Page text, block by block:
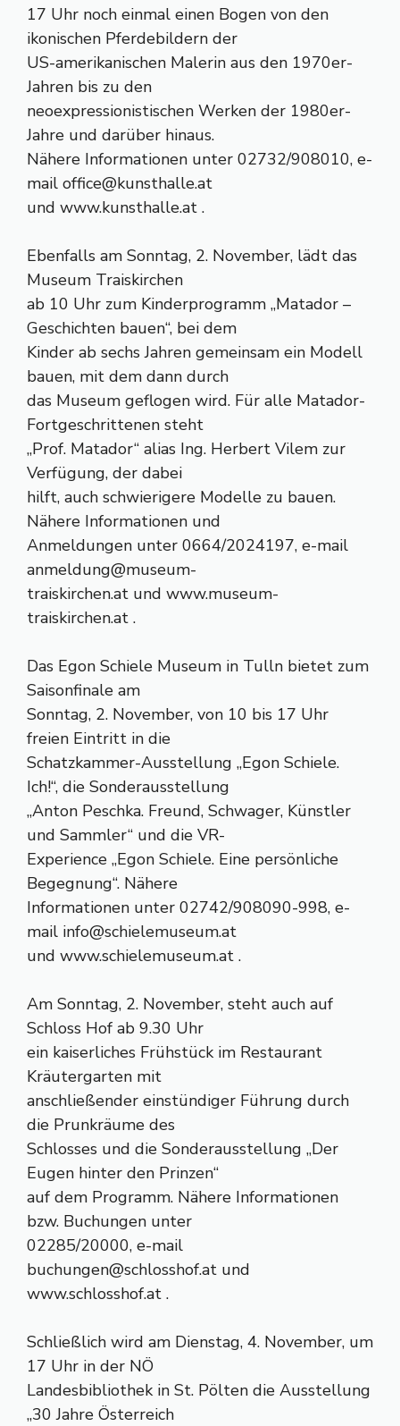
17 Uhr noch einmal einen Bogen von den
ikonischen Pferdebildern der
US-amerikanischen Malerin aus den 1970er-
Jahren bis zu den
neoexpressionistischen Werken der 1980er-
Jahre und darüber hinaus.
Nähere Informationen unter 02732/908010, e-
mail office@kunsthalle.at
und www.kunsthalle.at .
Ebenfalls am Sonntag, 2. November, lädt das
Museum Traiskirchen
ab 10 Uhr zum Kinderprogramm „Matador –
Geschichten bauen“, bei dem
Kinder ab sechs Jahren gemeinsam ein Modell
bauen, mit dem dann durch
das Museum geflogen wird. Für alle Matador-
Fortgeschrittenen steht
„Prof. Matador“ alias Ing. Herbert Vilem zur
Verfügung, der dabei
hilft, auch schwierigere Modelle zu bauen.
Nähere Informationen und
Anmeldungen unter 0664/2024197, e-mail
anmeldung@museum-
traiskirchen.at und www.museum-
traiskirchen.at .
Das Egon Schiele Museum in Tulln bietet zum
Saisonfinale am
Sonntag, 2. November, von 10 bis 17 Uhr
freien Eintritt in die
Schatzkammer-Ausstellung „Egon Schiele.
Ich!“, die Sonderausstellung
„Anton Peschka. Freund, Schwager, Künstler
und Sammler“ und die VR-
Experience „Egon Schiele. Eine persönliche
Begegnung“. Nähere
Informationen unter 02742/908090-998, e-
mail info@schielemuseum.at
und www.schielemuseum.at .
Am Sonntag, 2. November, steht auch auf
Schloss Hof ab 9.30 Uhr
ein kaiserliches Frühstück im Restaurant
Kräutergarten mit
anschließender einstündiger Führung durch
die Prunkräume des
Schlosses und die Sonderausstellung „Der
Eugen hinter den Prinzen“
auf dem Programm. Nähere Informationen
bzw. Buchungen unter
02285/20000, e-mail
buchungen@schlosshof.at und
www.schlosshof.at .
Schließlich wird am Dienstag, 4. November, um
17 Uhr in der NÖ
Landesbibliothek in St. Pölten die Ausstellung
„30 Jahre Österreich